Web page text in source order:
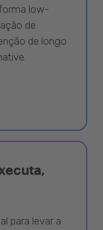
low-
de
de longo
para levar a